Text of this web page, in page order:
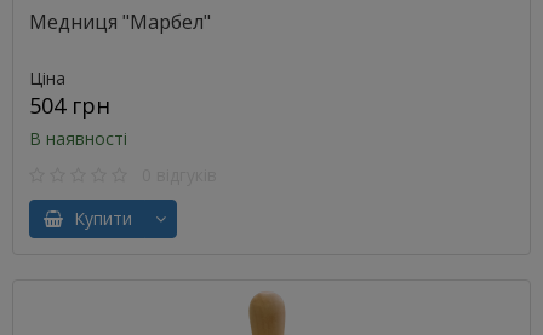
Медниця "Марбел"
Ціна
504 грн
В наявності
Купити